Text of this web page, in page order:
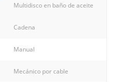
Multidisco en baño de aceite
Cadena
Manual
Mecánico por cable